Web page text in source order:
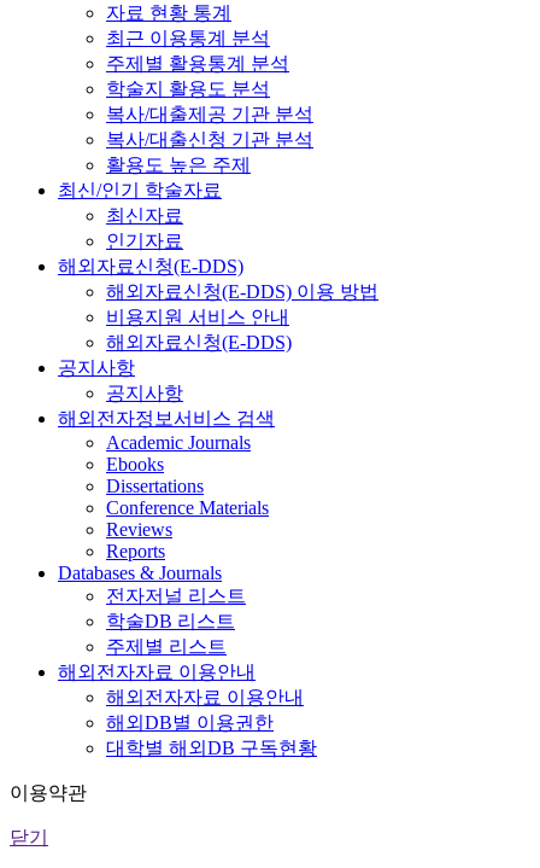
자료 현황 통계
최근 이용통계 분석
주제별 활용통계 분석
학술지 활용도 분석
복사/대출제공 기관 분석
복사/대출신청 기관 분석
활용도 높은 주제
최신/인기 학술자료
최신자료
인기자료
해외자료신청(E-DDS)
해외자료신청(E-DDS) 이용 방법
비용지원 서비스 안내
해외자료신청(E-DDS)
공지사항
공지사항
해외전자정보서비스 검색
Academic Journals
Ebooks
Dissertations
Conference Materials
Reviews
Reports
Databases & Journals
전자저널 리스트
학술DB 리스트
주제별 리스트
해외전자자료 이용안내
해외전자자료 이용안내
해외DB별 이용권한
대학별 해외DB 구독현황
이용약관
닫기